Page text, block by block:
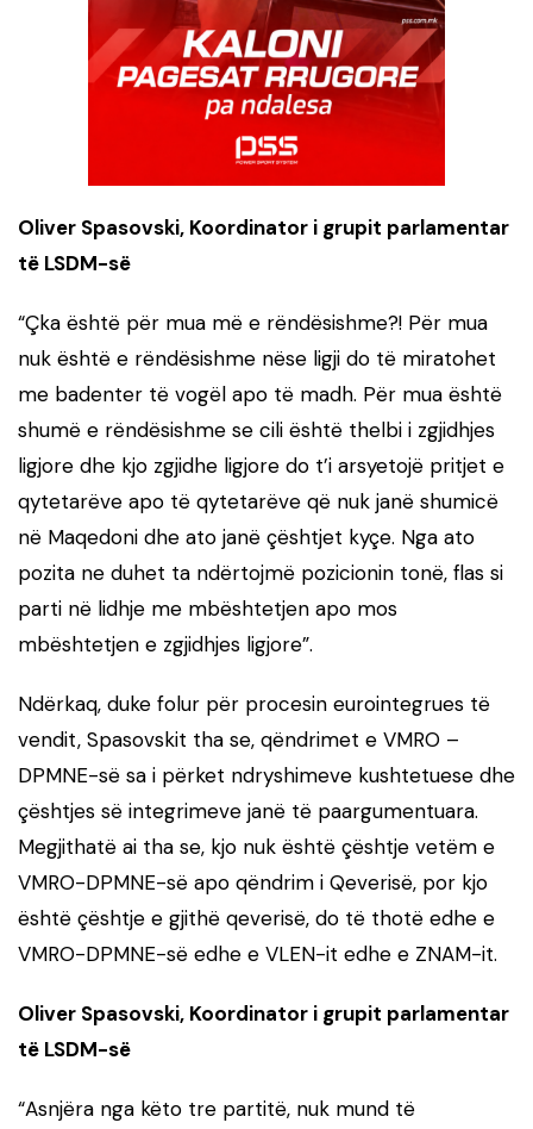
Oliver Spasovski, Koordinator i grupit parlamentar
të LSDM-së
“Çka është për mua më e rëndësishme?! Për mua
nuk është e rëndësishme nëse ligji do të miratohet
me badenter të vogël apo të madh. Për mua është
shumë e rëndësishme se cili është thelbi i zgjidhjes
ligjore dhe kjo zgjidhe ligjore do t’i arsyetojë pritjet e
qytetarëve apo të qytetarëve që nuk janë shumicë
në Maqedoni dhe ato janë çështjet kyçe. Nga ato
pozita ne duhet ta ndërtojmë pozicionin tonë, flas si
parti në lidhje me mbështetjen apo mos
mbështetjen e zgjidhjes ligjore”.
Ndërkaq, duke folur për procesin eurointegrues të
vendit, Spasovskit tha se, qëndrimet e VMRO –
DPMNE-së sa i përket ndryshimeve kushtetuese dhe
çështjes së integrimeve janë të paargumentuara.
Megjithatë ai tha se, kjo nuk është çështje vetëm e
VMRO-DPMNE-së apo qëndrim i Qeverisë, por kjo
është çështje e gjithë qeverisë, do të thotë edhe e
VMRO-DPMNE-së edhe e VLEN-it edhe e ZNAM-it.
Oliver Spasovski, Koordinator i grupit parlamentar
të LSDM-së
“Asnjëra nga këto tre partitë, nuk mund të